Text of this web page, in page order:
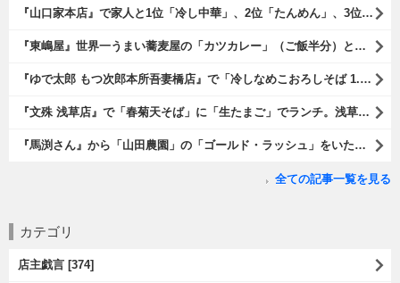
『山口家本店』で家人と1位「冷し中華」、2位「たんめん」、3位「かき氷」の順番通りのオーダーでランチ。なんの変哲もないものがうまいのは、当たり前だのクラッカーなのだと云爾（笑）。（山口家本店：千束通り商店街：浅草五丁目）
『東嶋屋』世界一うまい蕎麦屋の「カツカレー」（ご飯半分）と「おしんこ盛り合わせ」と「ビ―ル」でランチ。もう、ほんとうまいのだから、みんな食べてみてね、と云爾（笑）。（東嶋屋：竜泉一丁目）
『ゆで太郎 もつ次郎本所吾妻橋店』で「冷しなめこおろしそば 1.5倍盛」を手繰れば、それは「なめこ」の粘りが強烈な調味料となって、既に、ただの蕎麦では無くなっている。 ヌルヌルの蕎麦はめちゃくちゃにうまいのである（笑）。（ゆで太郎 もつ次郎本所吾妻橋店：墨田区吾妻橋3丁目）
『文殊 浅草店』で「春菊天そば」に「生たまご」でランチ。浅草地下街における至高のランチだ。今日も、実にうまかったのだよ（笑）。（文殊 浅草店：浅草一丁目：浅草地下街）
『馬渕さん』から「山田農園」の「ゴールド・ラッシュ」をいただいたのだ。甘いはうまい、うまいは身体には悪い、というのはいつものお約束（笑）。 でもね、その当然を百も承知で分かっていながらも食べてしまうのは、これが最高な「北の大地の贈り物」だからなのだよ（笑）。（馬渕さんからの贈与：山田農園：北海道夕張郡長沼町）
全ての記事一覧を見る
カテゴリ
店主戯言 [374]